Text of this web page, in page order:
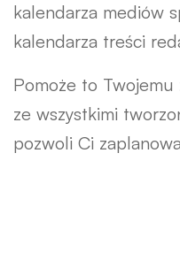
kalendarza mediów
kalendarza treści
Pomoże to Twojemu
ze wszystkimi
pozwoli Ci